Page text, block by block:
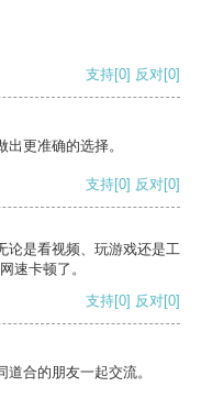
支持[0] 反对[0]
更准确的选择。
支持[0] 反对[0]
论是看视频、玩游戏还是工
速卡顿了。
支持[0] 反对[0]
合的朋友一起交流。